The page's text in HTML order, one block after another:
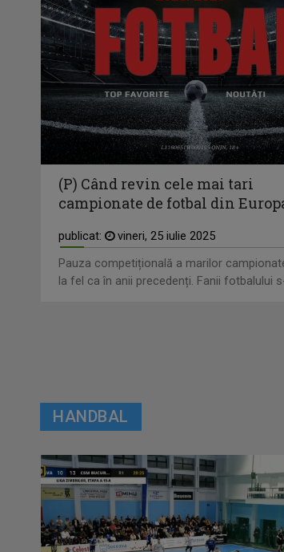
(P) Când revin cele mai tari
campionate de fotbal din
publicat:
vineri, 25 iulie 2025
Pauza competițională a marilor
la fel ca în anii precedenți. Fanii fotbalului
HANDBAL